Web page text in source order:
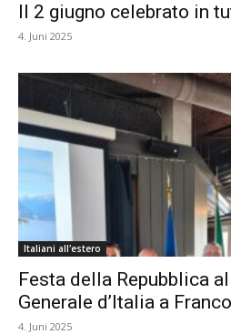
Il 2 giugno celebrato in
4. Juni 2025
Italiani all'estero
Festa della Repubblica
Generale d’Italia a
4. Juni 2025